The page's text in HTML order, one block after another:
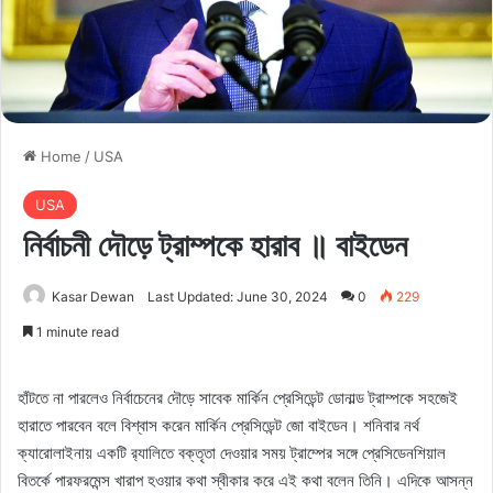
Home / USA
USA
নির্বাচনী দৌড়ে ট্রাম্পকে হারাব ॥ বাইডেন
Kasar Dewan Last Updated: June 30, 2024 0 229
1 minute read
হাঁটতে না পারলেও নির্বাচেনের দৌড়ে সাবেক মার্কিন প্রেসিডেন্ট ডোনাল্ড ট্রাম্পকে সহজেই
হারাতে পারবেন বলে বিশ্বাস করেন মার্কিন প্রেসিডেন্ট জো বাইডেন। শনিবার নর্থ
ক্যারোলাইনায় একটি র‌্যালিতে বক্তৃতা দেওয়ার সময় ট্রাম্পের সঙ্গে প্রেসিডেনশিয়াল
বিতর্কে পারফরমেন্স খারাপ হওয়ার কথা স্বীকার করে এই কথা বলেন তিনি। এদিকে আসন্ন